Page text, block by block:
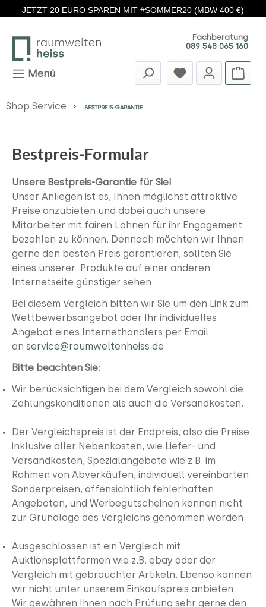
Zum Hauptinhalt springen
JETZT 20 EURO SPAREN MIT #SOMMER20 (MBW 400 €)
Fachberatung
089 548 065 160
Menü
Shop Service BESTPREIS-GARANTIE
Bestpreis-Formular
Unsere Bestpreis-Garantie für Sie!
Unser Anliegen ist es, Ihnen möglichst attraktive
Preise anzubieten und dabei auch unsere
Mitarbeiter mit fairen Löhnen für ihr Engagement
bezahlen zu können. Dennoch möchten wir Ihnen
gerne den besten Preis garantieren, sollten Sie
eines unserer Produkte auf einer anderen
Internetseite günstiger sehen.
Bei diesem Vergleich bitten wir Sie um den Link zum
Wettbewerbsangebot oder Ihr individuelles
Angebot eines Internethändlers per Email
an service@raumweltenheiss.de
Bitte beachten Sie:
Wir berücksichtigen bei dem Vergleich sowohl die
Zahlungskonditionen als auch die Versandkosten.
Der Vergleichspreis ist der Endpreis, also die Preise
inklusive aller Nebenkosten, wie Liefer- und
Versandkosten, Spezialangebote wie z.B. im
Rahmen von Abverkäufen, individuell vereinbarten
Sonderpreisen, offensichtlich fehlerhaften
Angeboten, und Werbegutscheinen können nicht
zur Grundlage des Vergleichs genommen werden.
Ausgeschlossen ist ein Vergleich mit
Auktionsplattformen wie z.B. ebay oder der
Vergleich mit gebrauchter Artikeln. Ebenso können
wir nicht unter unserem Einkaufspreis anbieten.
Wir gewähren Ihnen nach Prüfung sehr gerne den